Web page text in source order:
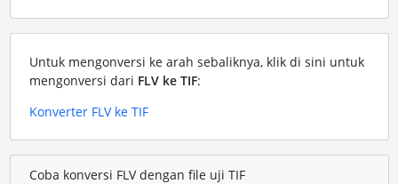
Untuk mengonversi ke arah sebaliknya, klik di sini untuk
mengonversi dari FLV ke TIF:
Konverter FLV ke TIF
Coba konversi FLV dengan file uji TIF